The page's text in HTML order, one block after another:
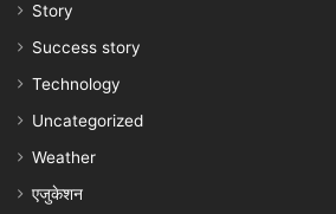
Story
Success story
Technology
Uncategorized
Weather
एजुकेशन